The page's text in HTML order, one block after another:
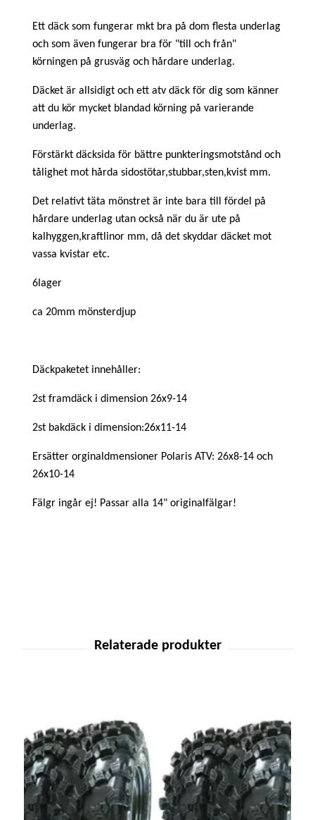
Ett däck som fungerar mkt bra på dom flesta underlag
och som även fungerar bra för "till och från"
körningen på grusväg och hårdare underlag.
Däcket är allsidigt och ett atv däck för dig som känner
att du kör mycket blandad körning på varierande
underlag.
Förstärkt däcksida för bättre punkteringsmotstånd och
tålighet mot hårda sidostötar,stubbar,sten,kvist mm.
Det relativt täta mönstret är inte bara till fördel på
hårdare underlag utan också när du är ute på
kalhyggen,kraftlinor mm, då det skyddar däcket mot
vassa kvistar etc.
6lager
ca 20mm mönsterdjup
Däckpaketet innehåller:
2st framdäck i dimension 26x9-14
2st bakdäck i dimension:26x11-14
Ersätter orginaldmensioner Polaris ATV: 26x8-14 och
26x10-14
Fälgr ingår ej! Passar alla 14" originalfälgar!